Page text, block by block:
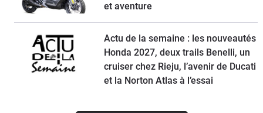
et aventure
Actu de la semaine : les nouveautés
Honda 2027, deux trails Benelli, un
cruiser chez Rieju, l’avenir de Ducati
et la Norton Atlas à l’essai